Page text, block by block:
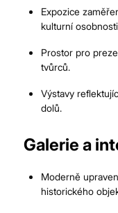
Expozice
kulturní
Prostor pro
tvůrců.
Výstavy
dolů.
Galerie a
Moderně
historického